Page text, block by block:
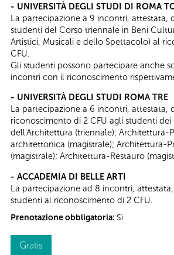
- UNIVERSITÀ DEGLI STUDI DI ROMA
La partecipazione a 9 incontri, attestata,
studenti del Corso triennale in Beni
Artistici, Musicali e dello Spettacolo) al
CFU.
Gli studenti possono partecipare anche
incontri con il riconoscimento
- UNIVERSITÀ DEGLI STUDI ROMA TRE
La partecipazione a 6 incontri, attestata,
riconoscimento di 2 CFU agli studenti dei
dell'Architettura (triennale); Architettura-
architettonica (magistrale); Architettura-
(magistrale); Architettura-Restauro
- ACCADEMIA DI BELLE ARTI
La partecipazione ad 8 incontri,
studenti al riconoscimento di 2 CFU.
Prenotazione obbligatoria: Sì
Gratis